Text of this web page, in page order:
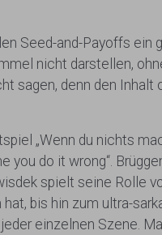
Seed-and-Payoffs ein
nicht darstellen,
denn den Inhalt
„Wenn du nichts
you do it wrong“.
spielt seine Rolle
bis hin zum ultra-
einzelnen Szene.